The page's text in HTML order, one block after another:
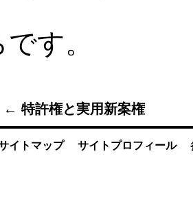
す。
← 特許権と実用新案権
イトマップ サイトプロフィール